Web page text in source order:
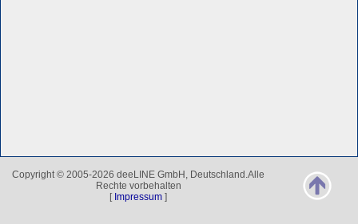
Copyright © 2005-2026 deeLINE GmbH, Deutschland.Alle
Rechte vorbehalten
[ Impressum ]